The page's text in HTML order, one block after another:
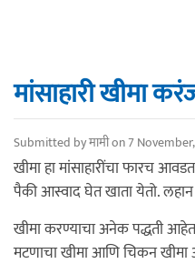
मांसाहारी खीमा
Submitted byमामीon 7
खीमा हा मांसाहारींचा फारच
पैकी आस्वाद घेत खाता येतो.
खीमा करण्याचा अनेक पद्धती
मटणाचा खीमा आणि चिकन खीमा